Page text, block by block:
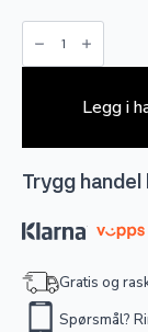
Nimbus
antall
Legg i
Trygg
Gratis og
Spørsmål?